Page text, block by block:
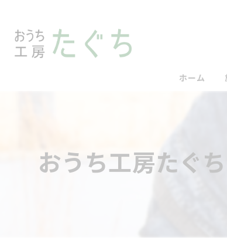
ホーム
おうち工房たぐ